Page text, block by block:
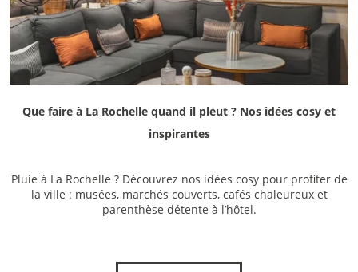
Que faire à La Rochelle quand il pleut ? Nos idées cosy et
inspirantes
Pluie à La Rochelle ? Découvrez nos idées cosy pour profiter de
la ville : musées, marchés couverts, cafés chaleureux et
parenthèse détente à l’hôtel.